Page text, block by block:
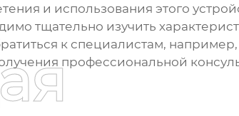
и использования этого
тщательно изучить
к специалистам,
профессиональной